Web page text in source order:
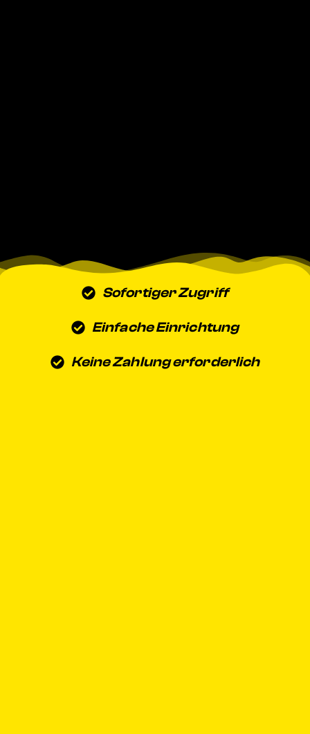
Sofortiger Zugriff
Einfache Einrichtung
Keine Zahlung erforderlich